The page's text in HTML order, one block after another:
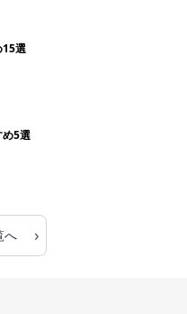
15選
め5選
へ ›